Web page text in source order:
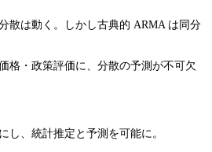
散は動く。しかし古典的 ARMA は同分
格・政策評価に、分散の予測が不可欠
し、統計推定と予測を可能に。